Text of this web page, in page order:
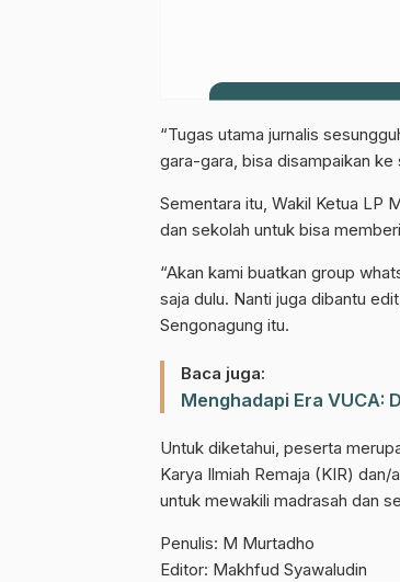
Dapatkan info
“Tugas utama jurnalis
gara-gara, bisa disampaikan ke
Sementara itu, Wakil Ketua LP
dan sekolah untuk bisa
“Akan kami buatkan group
saja dulu. Nanti juga dibantu
Sengonagung itu.
Baca juga:
Menghadapi Era VUCA:
Untuk diketahui, peserta
Karya Ilmiah Remaja (KIR)
untuk mewakili madrasah dan
Penulis: M Murtadho
Editor: Makhfud Syawaludin